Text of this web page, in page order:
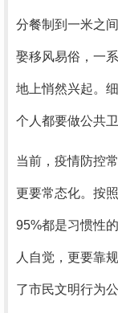
分餐制到一米之
娶移风易俗，一
地上悄然兴起。
个人都要做公共
当前，疫情防控
更要常态化。按
95%都是习惯性
人自觉，更要靠
了市民文明行为